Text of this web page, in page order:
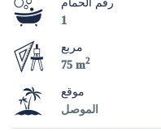
رقم الحمام
1
مربع
75 m2
موقع
الموصل